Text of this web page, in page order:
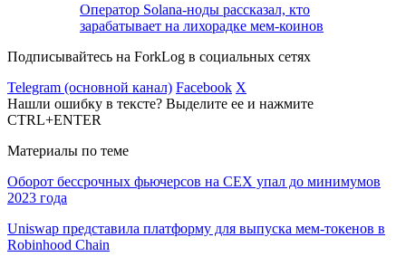
Оператор Solana-ноды рассказал, кто
зарабатывает на лихорадке мем-коинов
Подписывайтесь на ForkLog в социальных сетях
Telegram (основной канал) Facebook X
Нашли ошибку в тексте? Выделите ее и нажмите
CTRL+ENTER
Материалы по теме
Оборот бессрочных фьючерсов на CEX упал до минимумов
2023 года
Uniswap представила платформу для выпуска мем-токенов в
Robinhood Chain